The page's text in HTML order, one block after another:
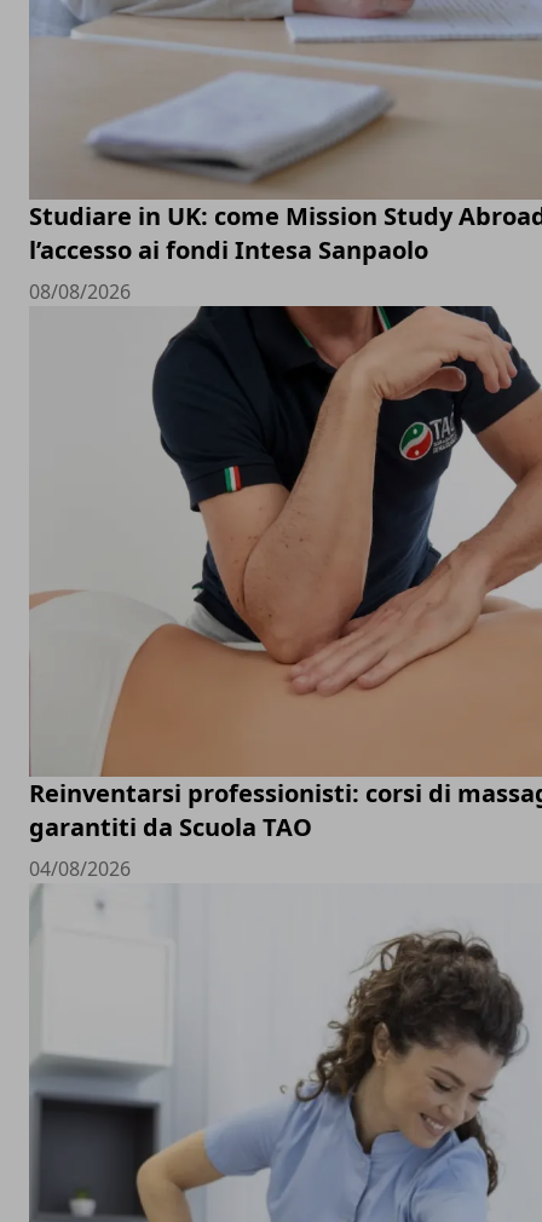
Studiare in UK: come Mission Study
l’accesso ai fondi Intesa Sanpaolo
08/08/2026
Reinventarsi professionisti: corsi di
garantiti da Scuola TAO
04/08/2026